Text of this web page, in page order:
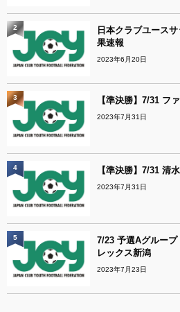
日本クラブユース
果速報
2023年6月20日
2
【準決勝】7/31 フ
2023年7月31日
3
【準決勝】7/31 清
2023年7月31日
4
7/23 予選Aグルー
レックス新潟
2023年7月23日
5